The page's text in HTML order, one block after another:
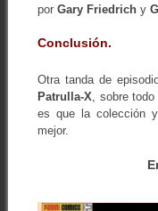
por Gary Friedrichy
Conclusión.
Otra tanda de
Patrulla-X, sobre
es que la colección
mejor.